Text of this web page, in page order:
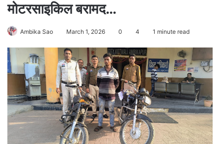
मोटरसाइकिल बरामद…
Ambika Sao March 1, 2026 0 4 1 minute read